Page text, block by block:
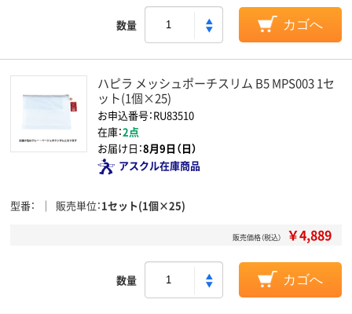
数量 カゴへ
ハピラ メッシュポーチスリム B5 MPS003 1セ
ット(1個×25)
お申込番号：RU83510
在庫：2点
お届け日：8月9日（日）
アスクル在庫商品
型番 販売単位 1セット(1個×25)
販売価格（税込） ￥4,889
数量 カゴへ